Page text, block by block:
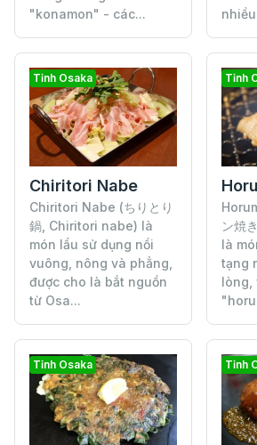
"konamon" - các...
Tỉnh Osaka
Chiritori Nabe
Chiritori Nabe (ちりとり
鍋, Chiritori nabe) là
món lẩu sử dụng nồi
vuông, nông và phẳng,
được cho là bắt nguồn
từ Osa...
Tỉnh
ン焼
là
tạng
lòng,
Tỉnh Osaka Tỉnh